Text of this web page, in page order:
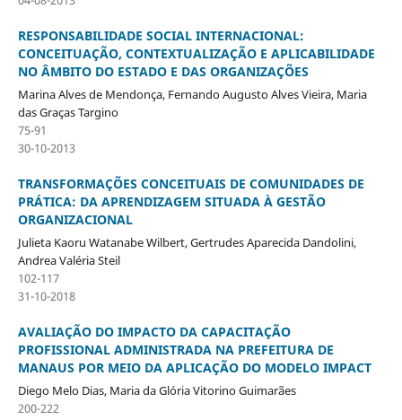
RESPONSABILIDADE SOCIAL INTERNACIONAL:
CONCEITUAÇÃO, CONTEXTUALIZAÇÃO E APLICABILIDADE
NO ÂMBITO DO ESTADO E DAS ORGANIZAÇÕES
Marina Alves de Mendonça, Fernando Augusto Alves Vieira, Maria
das Graças Targino
75-91
30-10-2013
TRANSFORMAÇÕES CONCEITUAIS DE COMUNIDADES DE
PRÁTICA: DA APRENDIZAGEM SITUADA À GESTÃO
ORGANIZACIONAL
Julieta Kaoru Watanabe Wilbert, Gertrudes Aparecida Dandolini,
Andrea Valéria Steil
102-117
31-10-2018
AVALIAÇÃO DO IMPACTO DA CAPACITAÇÃO
PROFISSIONAL ADMINISTRADA NA PREFEITURA DE
MANAUS POR MEIO DA APLICAÇÃO DO MODELO IMPACT
Diego Melo Dias, Maria da Glória Vitorino Guimarães
200-222